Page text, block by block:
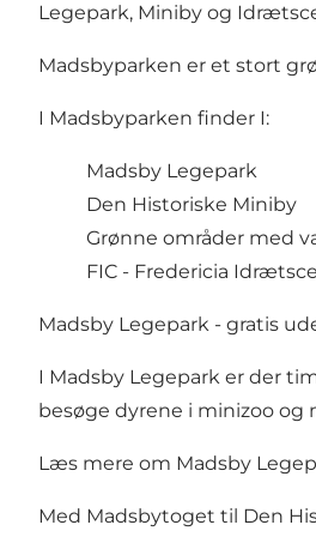
Legepark, Miniby og
Madsbyparken er et stort
I Madsbyparken finder I:
Madsby Legepark
Den Historiske Miniby
Grønne områder med
FIC - Fredericia
Madsby Legepark - gratis
I Madsby Legepark er der
besøge dyrene i minizoo og
Læs mere om Madsby
Med Madsbytoget til Den